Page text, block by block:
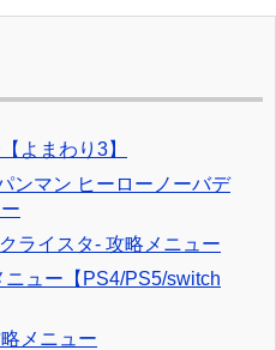
よまわり3】
ンマン ヒーローノーバデ
ライスタ- 攻略メニュー
ュー【PS4/PS5/switch
メニュー